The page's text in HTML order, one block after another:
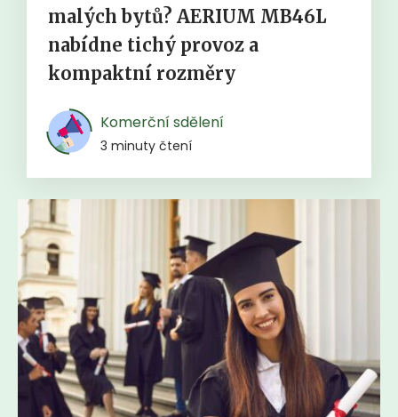
malých bytů? AERIUM MB46L
nabídne tichý provoz a
kompaktní rozměry
Komerční sdělení
3 minuty čtení